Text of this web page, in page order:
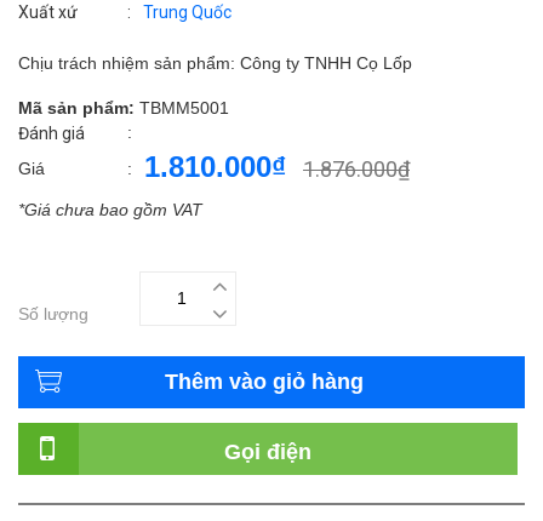
Xuất xứ : Trung Quốc
Chịu trách nhiệm sản phẩm: Công ty TNHH Cọ Lốp
Mã sản phẩm: TBMM5001
Đánh giá
:
Giá
: 1.810.000₫ 1.876.000₫
*Giá chưa bao gồm VAT
Số lượng
Thêm vào giỏ hàng
Gọi điện